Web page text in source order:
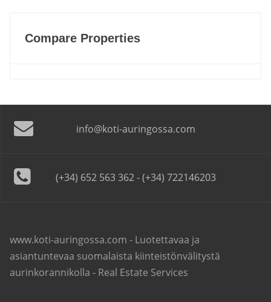
Compare Properties
info@koti-auringossa.com
(+34) 652 563 362 - (+34) 722146203
www.koti-auringossa.com - Luotettavaa ja
asiantuntevaa suomalaista kiinteistönvälitystä
aurinkorannikolla - Real Estate Services